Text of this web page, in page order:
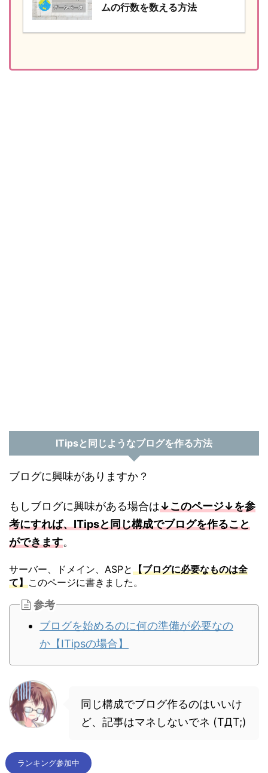
ムの行数を数える方法
ITipsと同じようなブログを作る方法
ブログに興味がありますか？
もしブログに興味がある場合は↓このページ↓を参
考にすれば、ITipsと同じ構成でブログを作ること
ができます。
サーバー、ドメイン、ASPと【ブログに必要なものは全
て】このページに書きました。
参考
ブログを始めるのに何の準備が必要なの
か【ITipsの場合】
同じ構成でブログ作るのはいいけ
ど、記事はマネしないでネ (TДT;)
ランキング参加中